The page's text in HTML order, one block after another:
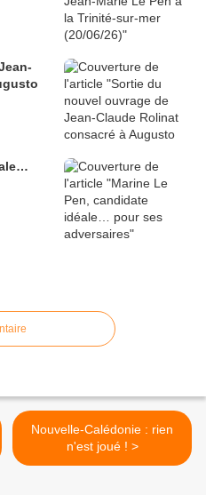
Nouvelle-Calédonie : rien
n'est joué ! >